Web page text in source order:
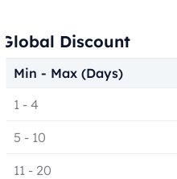
Global Discount
Min - Max (Days)
1 - 4
5 - 10
11 - 20